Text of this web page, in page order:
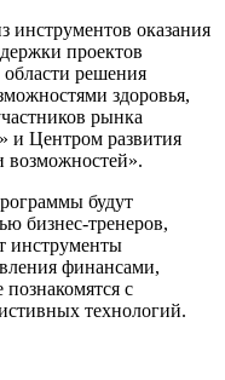
инструментов оказания
проектов
области решения
здоровья,
рынка
и Центром развития
возможностей».
будут
бизнес-тренеров,
инструменты
финансами,
познакомятся с
технологий.